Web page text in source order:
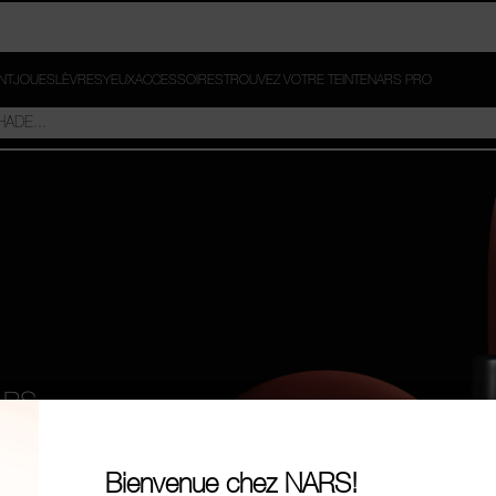
JOUESLÈVRESYEUXACCESSOIRESTROUVEZ VOTRE TEINTENARS PRO
Bienvenue chez NARS!